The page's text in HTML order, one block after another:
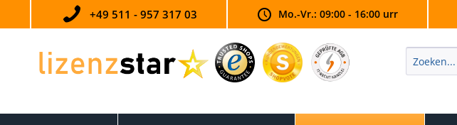
+49 511 - 957 317 03 Mo.-Vr.: 09:00 - 16:00 urr